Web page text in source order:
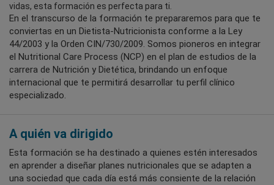
vidas, esta formación es perfecta para ti.
En el transcurso de la formación te prepararemos para que te
conviertas en un Dietista-Nutricionista conforme a la Ley
44/2003 y la Orden CIN/730/2009. Somos pioneros en integrar
el Nutritional Care Process (NCP) en el plan de estudios de la
carrera de Nutrición y Dietética, brindando un enfoque
internacional que te permitirá desarrollar tu perfil clínico
especializado.
A quién va dirigido
Esta formación se ha destinado a quienes estén interesados
en aprender a diseñar planes nutricionales que se adapten a
una sociedad que cada día está más consiente de la relación